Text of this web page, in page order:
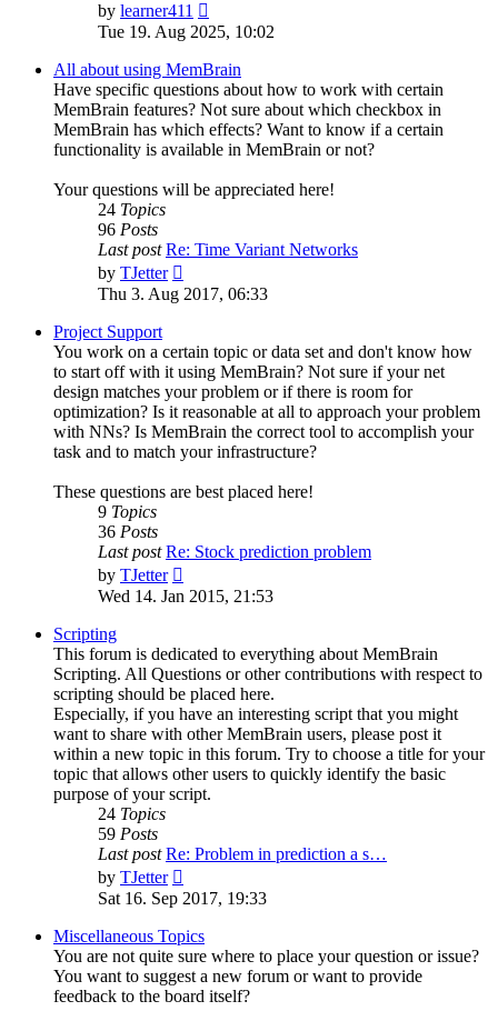
by learner411
the
post
Tue 19. Aug 2025, 10:02
All about using MemBrain
Have specific questions about how to work with certain
MemBrain features? Not sure about which checkbox in
MemBrain has which effects? Want to know if a certain
functionality is available in MemBrain or not?
Your questions will be appreciated here!
24 Topics
96 Posts
Last post Re: Time Variant Networks
by TJetter
the
Thu 3. Aug 2017, 06:33
Project Support
You work on a certain topic or data set and don't know how
to start off with it using MemBrain? Not sure if your net
design matches your problem or if there is room for
optimization? Is it reasonable at all to approach your problem
with NNs? Is MemBrain the correct tool to accomplish your
task and to match your infrastructure?
These questions are best placed here!
9 Topics
36 Posts
Last post Re: Stock prediction problem
by TJetter
the
Wed 14. Jan 2015, 21:53
Scripting
This forum is dedicated to everything about MemBrain
Scripting. All Questions or other contributions with respect to
scripting should be placed here.
Especially, if you have an interesting script that you might
want to share with other MemBrain users, please post it
within a new topic in this forum. Try to choose a title for your
topic that allows other users to quickly identify the basic
purpose of your script.
24 Topics
59 Posts
Last post Re: Problem in prediction a s…
by TJetter
the
post
Sat 16. Sep 2017, 19:33
Miscellaneous Topics
You are not quite sure where to place your question or issue?
You want to suggest a new forum or want to provide
feedback to the board itself?